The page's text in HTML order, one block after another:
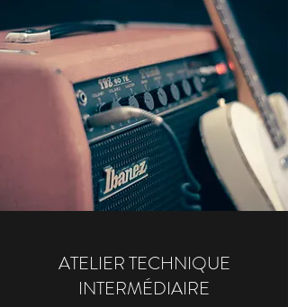
ATELIER TECHNIQUE
INTERMÉDIAIRE